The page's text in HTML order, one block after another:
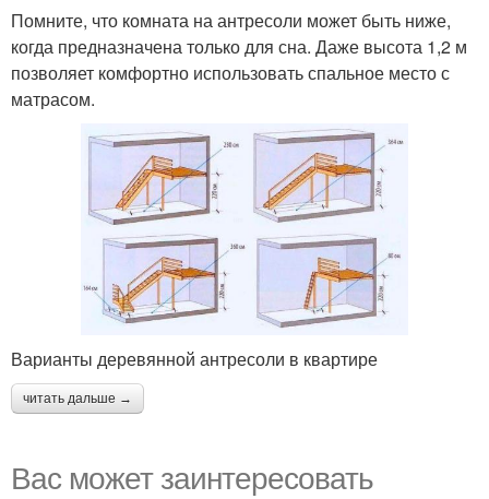
Помните, что комната на антресоли может быть ниже,
когда предназначена только для сна. Даже высота 1,2 м
позволяет комфортно использовать спальное место с
матрасом.
Варианты деревянной антресоли в квартире
читать дальше →
Вас может заинтересовать